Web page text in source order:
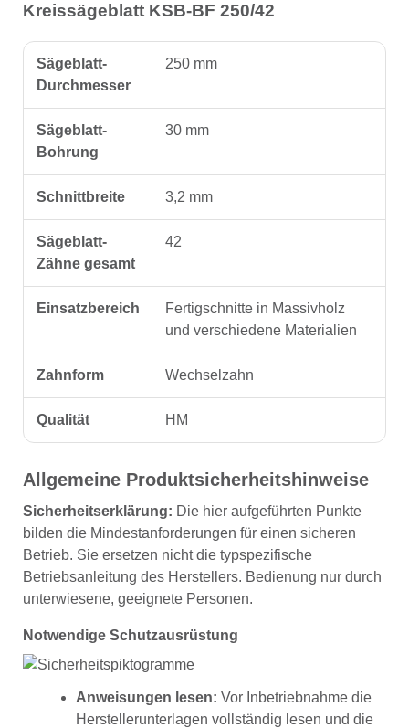
Kreissägeblatt KSB-BF 250/42
Sägeblatt-
Durchmesser
250 mm
Sägeblatt-
Bohrung
30 mm
Schnittbreite 3,2 mm
Sägeblatt-
Zähne gesamt
42
Einsatzbereich
Fertigschnitte in Massivholz
und verschiedene Materialien
Zahnform Wechselzahn
Qualität HM
Allgemeine Produktsicherheitshinweise
Sicherheitserklärung: Die hier aufgeführten Punkte
bilden die Mindestanforderungen für einen sicheren
Betrieb. Sie ersetzen nicht die typspezifische
Betriebsanleitung des Herstellers. Bedienung nur durch
unterwiesene, geeignete Personen.
Notwendige Schutzausrüstung
Anweisungen lesen: Vor Inbetriebnahme die
Herstellerunterlagen vollständig lesen und die